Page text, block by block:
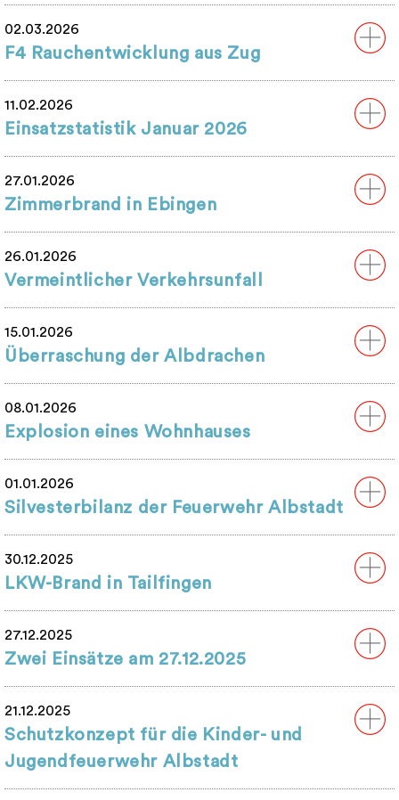
02.03.2026
F4 Rauchentwicklung aus Zug
11.02.2026
Einsatzstatistik Januar 2026
27.01.2026
Zimmerbrand in Ebingen
26.01.2026
Vermeintlicher Verkehrsunfall
15.01.2026
Überraschung der Albdrachen
08.01.2026
Explosion eines Wohnhauses
01.01.2026
Silvesterbilanz der Feuerwehr Albstadt
30.12.2025
LKW-Brand in Tailfingen
27.12.2025
Zwei Einsätze am 27.12.2025
21.12.2025
Schutzkonzept für die Kinder- und
Jugendfeuerwehr Albstadt